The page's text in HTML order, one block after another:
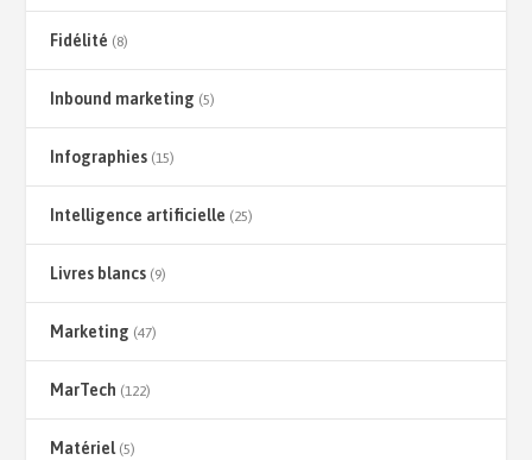
Fidélité (8)
Inbound marketing (5)
Infographies (15)
Intelligence artificielle (25)
Livres blancs (9)
Marketing (47)
MarTech (122)
Matériel(5)